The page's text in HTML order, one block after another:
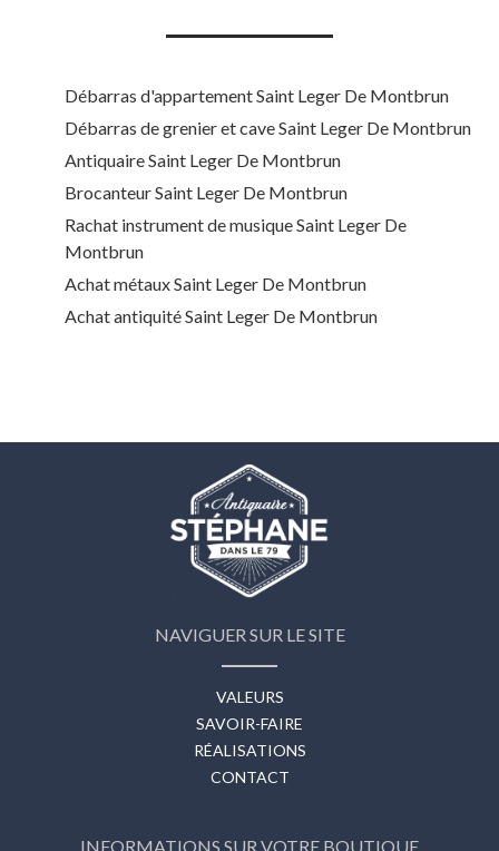
Débarras d'appartement Saint Leger De Montbrun
Débarras de grenier et cave Saint Leger De Montbrun
Antiquaire Saint Leger De Montbrun
Brocanteur Saint Leger De Montbrun
Rachat instrument de musique Saint Leger De
Montbrun
Achat métaux Saint Leger De Montbrun
Achat antiquité Saint Leger De Montbrun
NAVIGUER SUR LE SITE
VALEURS
SAVOIR-FAIRE
RÉALISATIONS
CONTACT
INFORMATIONS SUR VOTRE BOUTIQUE